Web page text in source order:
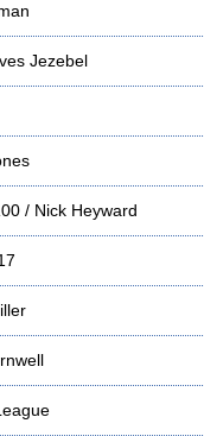
Jezebel
/ Nick Heyward